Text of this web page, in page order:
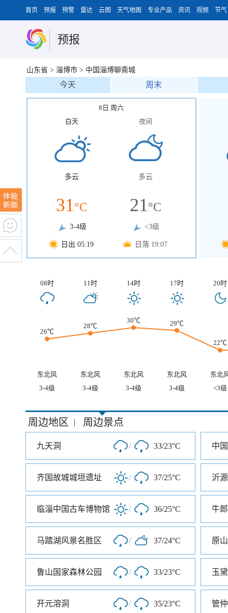
首页 预报 预警 雷达 云图 天气地图 专业产品 资讯 视频 节气
预报
山东省 > 淄博市 > 中国淄博聊斋城
今天 周末
8日 周六
白天
多云
31°C
3-4级
日出 05:19
夜间
多云
21°C
<3级
日落 19:07
08时 11时 14时 17时 20时
26℃
28℃
30℃ 29℃
22℃
东北风 东北风 东北风 东北风
东北
3-4级
3-4级 3-4级 3-4级 <3级
周边地区 | 周边景点
九天洞 / 33/23°C 中
齐国故城城垣遗址 / 37/25°C
临淄中国古车博物馆 / 36/25°C 牛
马踏湖风景名胜区 / 37/24°C 原
鲁山国家森林公园 / 33/23°C 玉
开元溶洞 / 35/23°C 管